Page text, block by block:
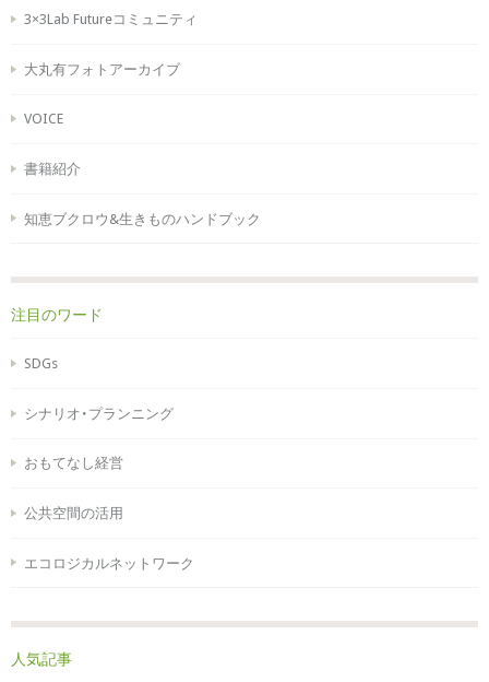
3×3Lab Futureコミュニティ
大丸有フォトアーカイブ
VOICE
書籍紹介
知恵ブクロウ&生きものハンドブック
注目のワード
SDGs
シナリオ・プランニング
おもてなし経営
公共空間の活用
エコロジカルネットワーク
人気記事